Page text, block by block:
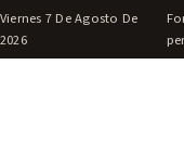
Viernes 7 De Agosto De
2026